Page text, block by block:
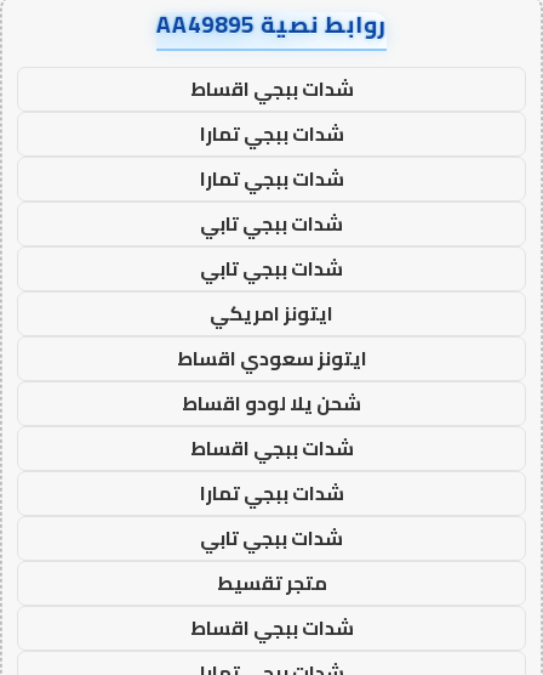
روابط نصية AA49895
شدات ببجي اقساط
شدات ببجي تمارا
شدات ببجي تمارا
شدات ببجي تابي
شدات ببجي تابي
ايتونز امريكي
ايتونز سعودي اقساط
شحن يلا لودو اقساط
شدات ببجي اقساط
شدات ببجي تمارا
شدات ببجي تابي
متجر تقسيط
شدات ببجي اقساط